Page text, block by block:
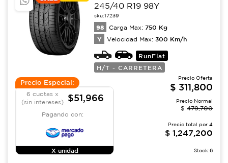
245/40 R19 98Y
sku:17239
98 Carga Max: 750 Kg
Y Velocidad Max: 300 Km/h
RunFlat
H/T - CARRETERA
Precio Especial:
6 cuotas x
(sin intereses)
$51,966
Pagando con:
X unidad
Precio Oferta
$ 311,800
Precio Normal
$ 479,700
Precio total por 4
$ 1,247,200
Stock:6